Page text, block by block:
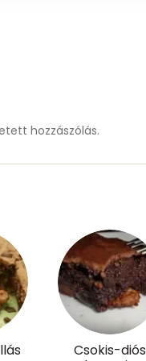
hozzászólás.
Csokis-diós